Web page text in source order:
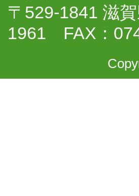
〒529-1841 滋
1961 FAX：